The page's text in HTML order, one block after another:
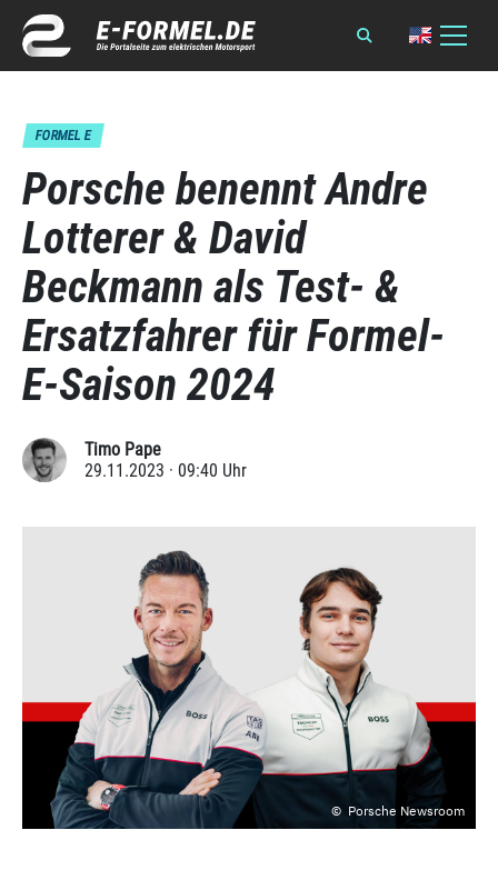
FORMEL E
Porsche benennt Andre
Lotterer & David
Beckmann als Test- &
Ersatzfahrer für Formel-
E-Saison 2024
Timo Pape
29.11.2023 · 09:40 Uhr
Porsche Newsroom